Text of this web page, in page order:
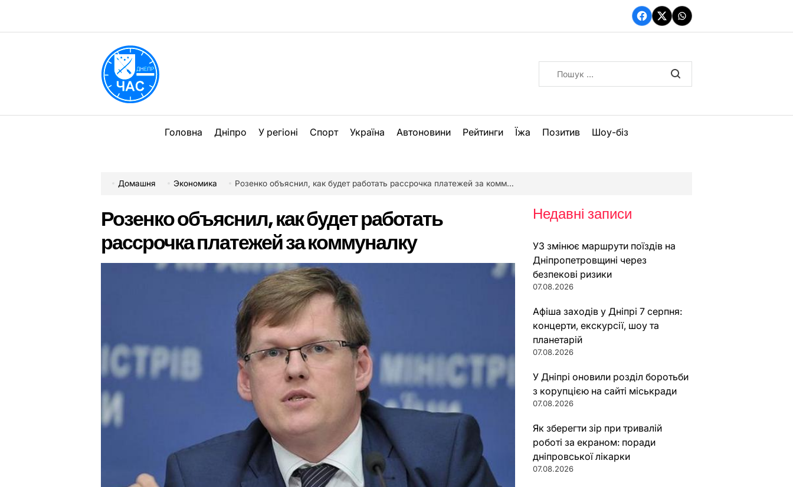
вмісту
Facebook
TwitterWhatsApp
Головна Дніпро У регіоні Спорт Україна Автоновини Рейтинги Їжа Позитив Шоу-біз
Домашня Экономика Розенко объяснил, как будет работать рассрочка платежей за коммуналку
Розенко объяснил, как будет работать
рассрочка платежей за коммуналку
Недавні записи
УЗ змінює маршрути поїздів на
Дніпропетровщині через
безпекові ризики
07.08.2026
Афіша заходів у Дніпрі 7 серпня:
концерти, екскурсії, шоу та
планетарій
07.08.2026
У Дніпрі оновили розділ боротьби
з корупцією на сайті міськради
07.08.2026
Як зберегти зір при тривалій
роботі за екраном: поради
дніпровської лікарки
07.08.2026